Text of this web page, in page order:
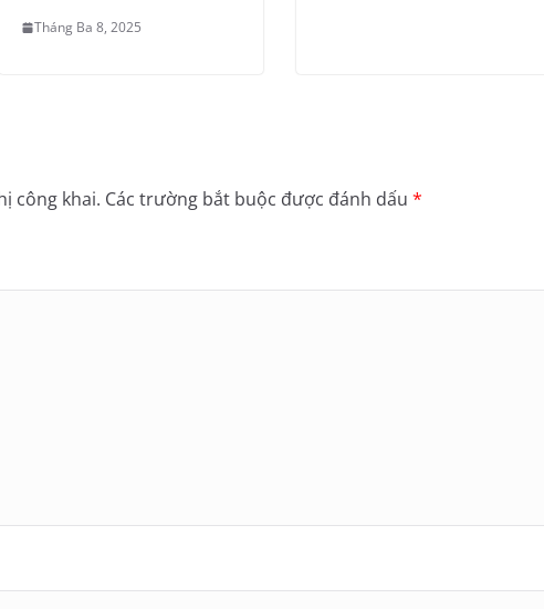
Tháng Ba 8, 2025
công khai. Các trường bắt buộc được đánh dấu *